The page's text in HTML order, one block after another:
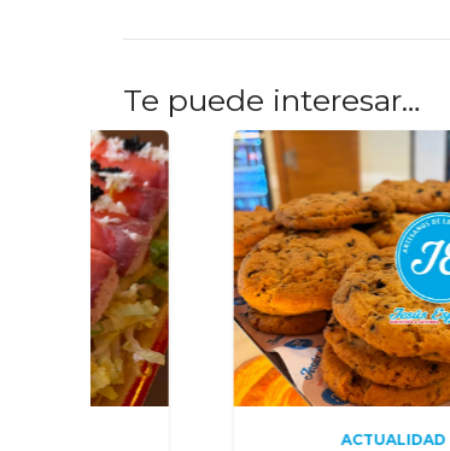
Te puede interesar…